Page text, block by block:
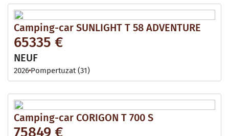
Camping-car SUNLIGHT T 58 ADVENTURE
65335 €
NEUF
2026 Pompertuzat (31)
Camping-car CORIGON T 700 S
75849 €